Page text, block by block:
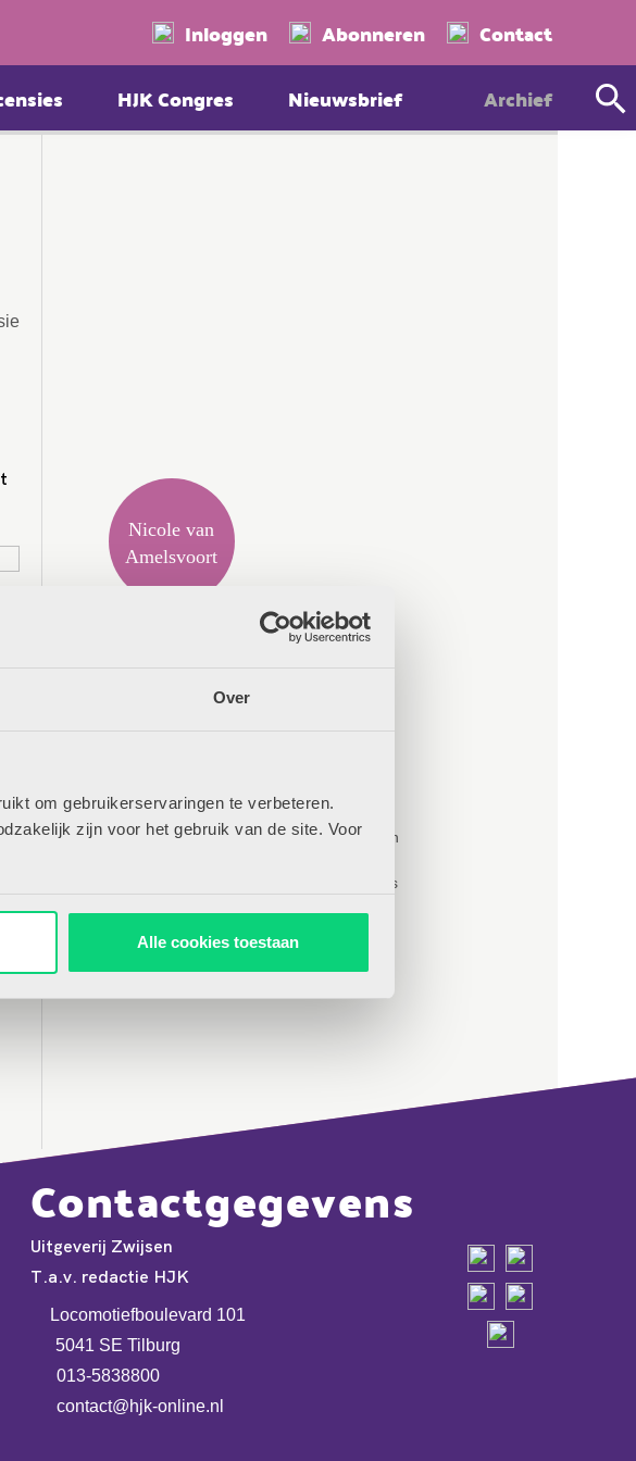
Over
om gebruikerservaringen te verbeteren.
zijn voor het gebruik van de site. Voor
Alle cookies toestaan
Inloggen Abonneren
Contact
HJK Congres Nieuwsbrief Archief
Zoeken
Nicole van
Amelsvoort
Meer van Nicole van
Gerelateerde recensies
Peuters en kleuters zijn geen leerlingen
Klaar voor de toekomst met loose parts
Contactgegevens
Uitgeverij Zwijsen
T.a.v. redactie HJK
Locomotiefboulevard 101
5041 SE Tilburg
013-5838800
contact@hjk-online.nl